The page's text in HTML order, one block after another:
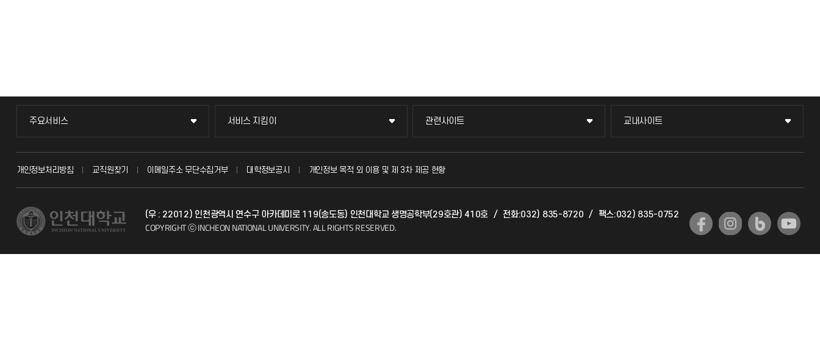
주요서비스
주요서비스
교무회의방송
시설예약
서비스 지킴이
서비스 지킴이
묻고 답하기
자주 묻는 질문(FAQ)
관련사이트
관련사이트
국방헬프콜
산학협력단
교내사이트
교내사이트
교수회
국제교류과
개인정보처리방침 교직원찾기 이메일주소 무단수집거부 대학정보공시 개인정보 목적 외 이용 및 제 3차 제공 현황
(우 : 22012) 인천광역시 연수구 아카데미로 119(송도동) 인천대학교 생명공학부(29호관) 410호 / 전화:032) 835-8720 / 팩스:032) 835-0752
COPYRIGHT ⓒ INCHEON NATIONAL UNIVERSITY.ALL RIGHTS RESERVED.